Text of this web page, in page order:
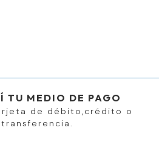
TU MEDIO DE PAGO
de débito,crédito o
transferencia.